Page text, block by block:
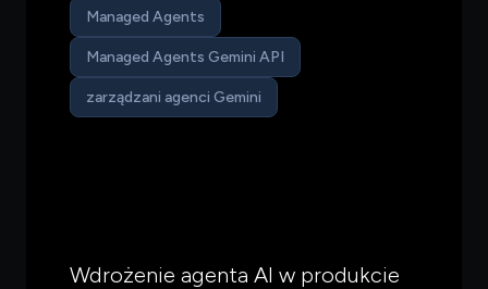
Managed Agents
Managed Agents Gemini API
zarządzani agenci Gemini
Wdrożenie agenta AI w produkcie